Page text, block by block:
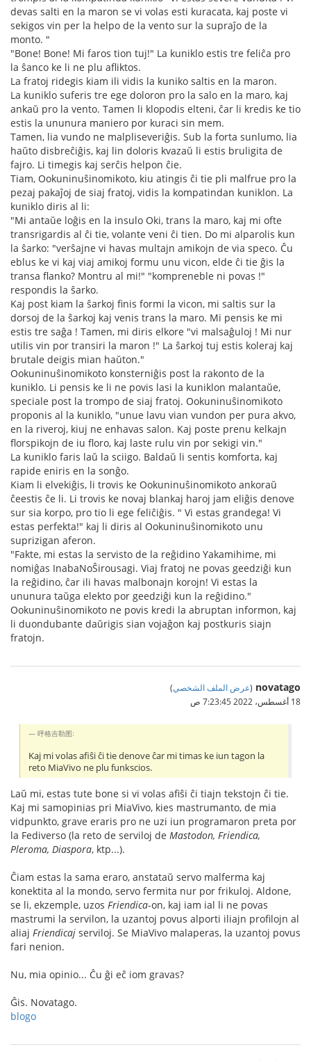
devas salti en la maron se vi volas esti kuracata, kaj poste vi
sekigos vin per la helpo de la vento sur la supraĵo de la
monto. "
"Bone! Bone! Mi faros tion tuj!" La kuniklo estis tre feliĉa pro
la ŝanco ke li ne plu afliktos.
La fratoj ridegis kiam ili vidis la kuniko saltis en la maron.
La kuniklo suferis tre ege doloron pro la salo en la maro, kaj
ankaŭ pro la vento. Tamen li klopodis elteni, ĉar li kredis ke tio
estis la ununura maniero por kuraci sin mem.
Tamen, lia vundo ne malpliseveriĝis. Sub la forta sunlumo, lia
haŭto disbreĉiĝis, kaj lin doloris kvazaŭ li estis bruligita de
fajro. Li timegis kaj serĉis helpon ĉie.
Tiam, Ookuninuŝinomikoto, kiu atingis ĉi tie pli malfrue pro la
pezaj pakaĵoj de siaj fratoj, vidis la kompatindan kuniklon. La
kuniklo diris al li:
"Mi antaŭe loĝis en la insulo Oki, trans la maro, kaj mi ofte
transrigardis al ĉi tie, volante veni ĉi tien. Do mi alparolis kun
la ŝarko: "verŝajne vi havas multajn amikojn de via speco. Ĉu
eblus ke vi kaj viaj amikoj formu unu vicon, elde ĉi tie ĝis la
transa flanko? Montru al mi!" "kompreneble ni povas !"
respondis la ŝarko.
Kaj post kiam la ŝarkoj finis formi la vicon, mi saltis sur la
dorsoj de la ŝarkoj kaj venis trans la maro. Mi pensis ke mi
estis tre saĝa ! Tamen, mi diris elkore "vi malsaĝuloj ! Mi nur
utilis vin por transiri la maron !" La ŝarkoj tuj estis koleraj kaj
brutale deigis mian haŭton."
Ookuninuŝinomikoto konsterniĝis post la rakonto de la
kuniklo. Li pensis ke li ne povis lasi la kuniklon malantaŭe,
speciale post la trompo de siaj fratoj. Ookuninuŝinomikoto
proponis al la kuniklo, "unue lavu vian vundon per pura akvo,
en la riveroj, kiuj ne enhavas salon. Kaj poste prenu kelkajn
florspikojn de iu floro, kaj laste rulu vin por sekigi vin."
La kuniklo faris laŭ la sciigo. Baldaŭ li sentis komforta, kaj
rapide eniris en la sonĝo.
Kiam li elvekiĝis, li trovis ke Ookuninuŝinomikoto ankoraŭ
ĉeestis ĉe li. Li trovis ke novaj blankaj haroj jam eliĝis denove
sur sia korpo, pro tio li ege feliĉiĝis. " Vi estas grandega! Vi
estas perfekta!" kaj li diris al Ookuninuŝinomikoto unu
suprizigan aferon.
"Fakte, mi estas la servisto de la reĝidino Yakamihime, mi
nomiĝas InabaNoŜirousagi. Viaj fratoj ne povas geedziĝi kun
la reĝidino, ĉar ili havas malbonajn korojn! Vi estas la
ununura taŭga elekto por geedziĝi kun la reĝidino."
Ookuninuŝinomikoto ne povis kredi la abruptan informon, kaj
li duondubante daŭrigis sian vojaĝon kaj postkuris siajn
fratojn.
novatago
(عرض الملف الشخصي)
18 أغسطس، 2022 7:23:45 ص
呼格吉勒图:
Kaj mi volas afiŝi ĉi tie denove ĉar mi timas ke iun tagon la
reto MiaVivo ne plu funkscios.
Laŭ mi, estas tute bone si vi volas afiŝi ĉi tiajn tekstojn ĉi tie.
Kaj mi samopinias pri MiaVivo, kies mastrumanto, de mia
vidpunkto, grave eraris pro ne uzi iun programaron preta por
la Fediverso (la reto de serviloj de Mastodon, Friendica,
Pleroma, Diaspora, ktp...).
Ĉiam estas la sama eraro, anstataŭ servo malferma kaj
konektita al la mondo, servo fermita nur por frikuloj. Aldone,
se li, ekzemple, uzos Friendica-on, kaj iam ial li ne povas
mastrumi la servilon, la uzantoj povus alporti iliajn profilojn al
aliaj Friendicaj serviloj. Se MiaVivo malaperas, la uzantoj povus
fari nenion.
Nu, mia opinio... Ĉu ĝi eĉ iom gravas?
Ĝis. Novatago.
blogo